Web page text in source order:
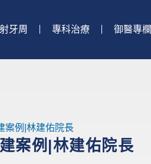
牙周 專科治療 御醫專欄
案例|林建佑院長
案例|林建佑院長